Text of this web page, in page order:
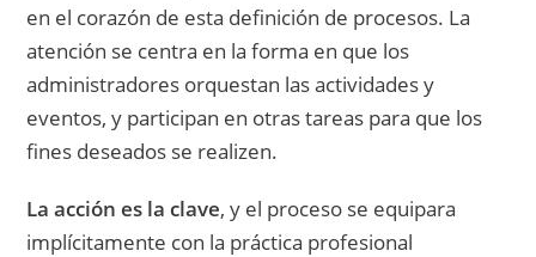
en el corazón de esta definición de procesos. La
atención se centra en la forma en que los
administradores orquestan las actividades y
eventos, y participan en otras tareas para que los
fines deseados se realizen.
La acción es la clave, y el proceso se equipara
implícitamente con la práctica profesional